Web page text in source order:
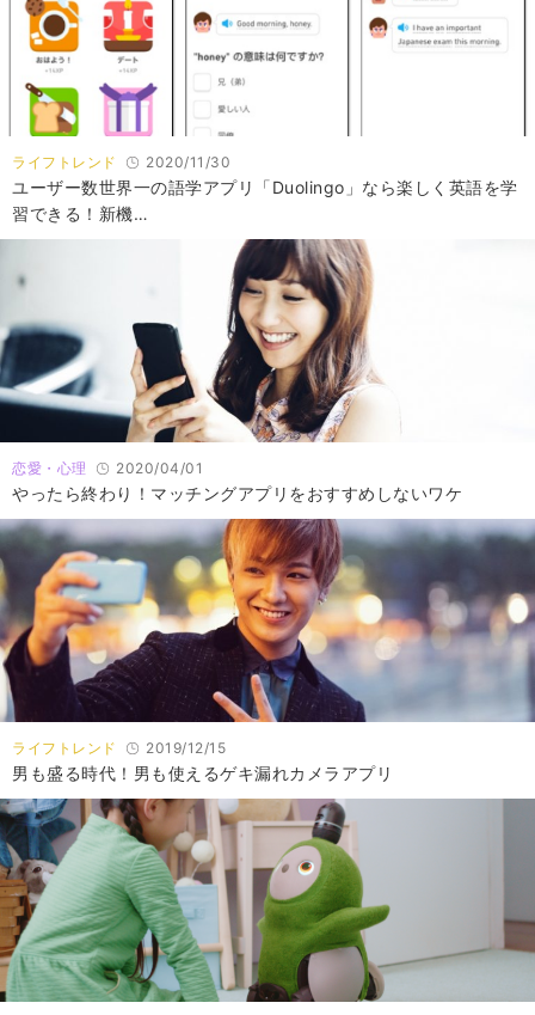
ライフトレンド 2020/11/30
ユーザー数世界一の語学アプリ「Duolingo」なら楽しく英語を学
習できる！新機…
恋愛・心理 2020/04/01
やったら終わり！マッチングアプリをおすすめしないワケ
ライフトレンド 2019/12/15
男も盛る時代！男も使えるゲキ漏れカメラアプリ